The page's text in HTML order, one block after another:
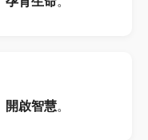
開啟智慧。